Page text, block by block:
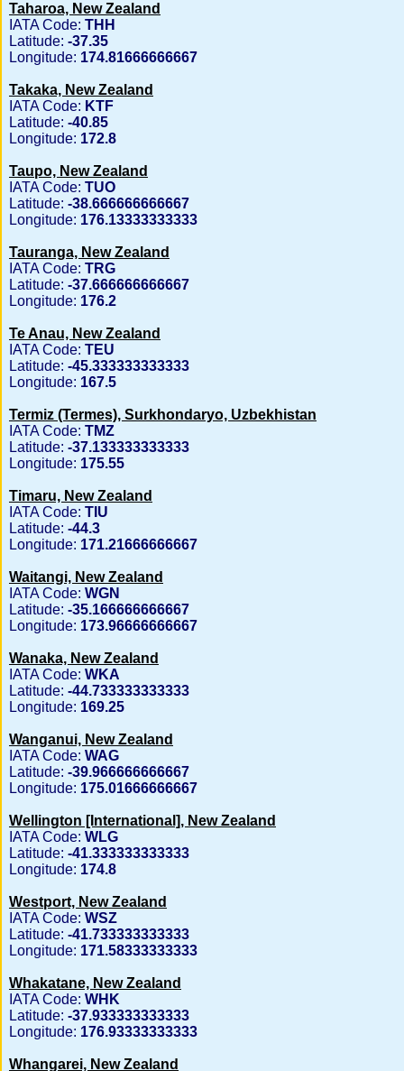
Taharoa, New Zealand
IATA Code: THH
Latitude: -37.35
Longitude: 174.81666666667
Takaka, New Zealand
IATA Code: KTF
Latitude: -40.85
Longitude: 172.8
Taupo, New Zealand
IATA Code: TUO
Latitude: -38.666666666667
Longitude: 176.13333333333
Tauranga, New Zealand
IATA Code: TRG
Latitude: -37.666666666667
Longitude: 176.2
Te Anau, New Zealand
IATA Code: TEU
Latitude: -45.333333333333
Longitude: 167.5
Termiz (Termes), Surkhondaryo, Uzbekhistan
IATA Code: TMZ
Latitude: -37.133333333333
Longitude: 175.55
Timaru, New Zealand
IATA Code: TIU
Latitude: -44.3
Longitude: 171.21666666667
Waitangi, New Zealand
IATA Code: WGN
Latitude: -35.166666666667
Longitude: 173.96666666667
Wanaka, New Zealand
IATA Code: WKA
Latitude: -44.733333333333
Longitude: 169.25
Wanganui, New Zealand
IATA Code: WAG
Latitude: -39.966666666667
Longitude: 175.01666666667
Wellington [International], New Zealand
IATA Code: WLG
Latitude: -41.333333333333
Longitude: 174.8
Westport, New Zealand
IATA Code: WSZ
Latitude: -41.733333333333
Longitude: 171.58333333333
Whakatane, New Zealand
IATA Code: WHK
Latitude: -37.933333333333
Longitude: 176.93333333333
Whangarei, New Zealand